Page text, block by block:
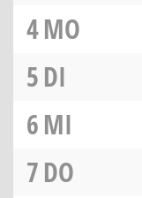
4MO
5DI
6MI
7DO